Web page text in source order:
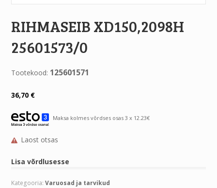
RIHMASEIB XD150,2098H
25601573/0
Tootekood: 125601571
36,70 €
Maksa kolmes võrdses osas 3 x 12.23€
Laost otsas
Lisa võrdlusesse
Kategooria: Varuosad ja tarvikud